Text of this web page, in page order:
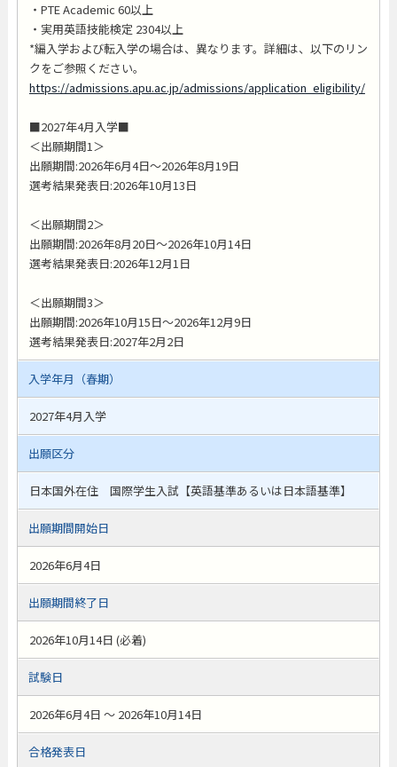
・PTE Academic 60以上
・実用英語技能検定 2304以上
*編入学および転入学の場合は、異なります。詳細は、以下のリン
クをご参照ください。
https://admissions.apu.ac.jp/admissions/application_eligibility/
■2027年4月入学■
＜出願期間1＞
出願期間:2026年6月4日～2026年8月19日
選考結果発表日:2026年10月13日
＜出願期間2＞
出願期間:2026年8月20日～2026年10月14日
選考結果発表日:2026年12月1日
＜出願期間3＞
出願期間:2026年10月15日～2026年12月9日
選考結果発表日:2027年2月2日
入学年月（春期）
2027年4月入学
出願区分
日本国外在住 国際学生入試【英語基準あるいは日本語基準】
出願期間開始日
2026年6月4日
出願期間終了日
2026年10月14日 (必着)
試験日
2026年6月4日 ～ 2026年10月14日
合格発表日